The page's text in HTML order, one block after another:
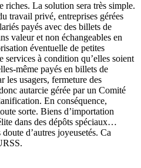
riches. La solution sera très simple.
travail privé, entreprises gérées
payés avec des billets de
valeur et non échangeables en
éventuelle de petites
services à condition qu’elles soient
même payés en billets de
les usagers, fermeture des
autarcie gérée par un Comité
En conséquence,
sorte. Biens d’importation
dans des dépôts spéciaux…
doute d’autres joyeusetés. Ca